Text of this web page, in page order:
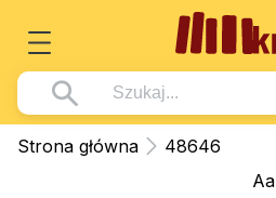
Książki
Wszystko z kategorii - Książki
Strona główna
48646
Aa